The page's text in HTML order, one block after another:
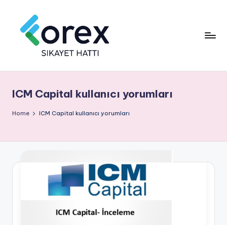
ICM Capital kullanıcı yorumları
Home ICM Capital kullanıcı yorumları